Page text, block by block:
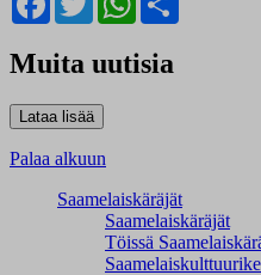
Muita uutisia
Palaa alkuun
Saamelaiskäräjät
Saamelaiskäräjät
Töissä